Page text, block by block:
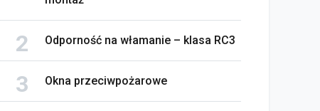
Odporność na włamanie – klasa RC3
Okna przeciwpożarowe